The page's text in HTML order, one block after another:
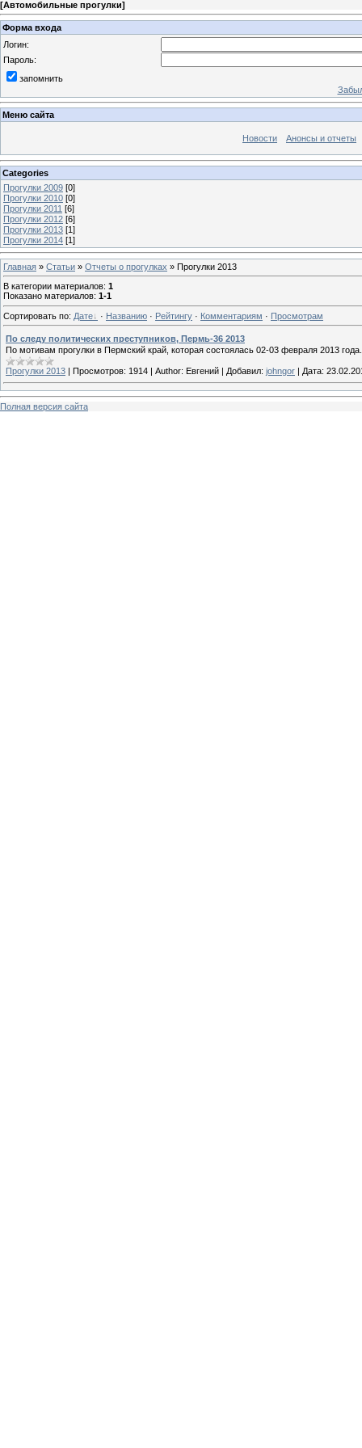
[Автомобильные прогулки]
Форма входа
Логин:
Пароль:
запомнить
Меню сайта
Новости Анонсы и отчеты
Categories
Прогулки 2009 [0]
Прогулки 2010 [0]
Прогулки 2011 [6]
Прогулки 2012 [6]
Прогулки 2013 [1]
Прогулки 2014 [1]
Главная » Статьи » Отчеты о прогулках » Прогулки 2013
В категории материалов: 1
Показано материалов: 1-1
Сортировать по: Дате · Названию · Рейтингу · Комментариям · Просмотрам
По следу политических преступников, Пермь-36 2013
По мотивам прогулки в Пермский край, которая состоялась 02-03 февраля 2013 года.
Прогулки 2013 | Просмотров: 1914 | Author: Евгений | Добавил: johngor | Дата:
Полная версия сайта